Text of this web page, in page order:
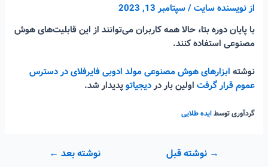
ازنویسنده سایت/سپتامبر 13, 2023
با پایان دوره بتا، حالا همه کاربران می‌توانند از این قابلیت‌های هوش
مصنوعی استفاده کنند.
نوشته ابزارهای هوش مصنوعی مولد ادوبی فایرفلای در دسترس
عموم قرار گرفت اولین بار دردیجیاتوپدیدار شد.
گردآوری توسطایده طلایی
راهبری
→ نوشته قبل نوشته بعد ←